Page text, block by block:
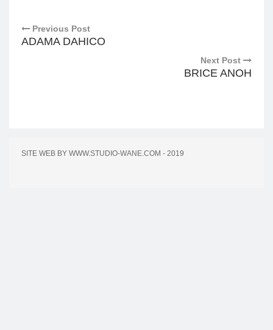
Previous Post
ADAMA DAHICO
Next Post
BRICE ANOH
SITE WEB BY WWW.STUDIO-WANE.COM - 2019